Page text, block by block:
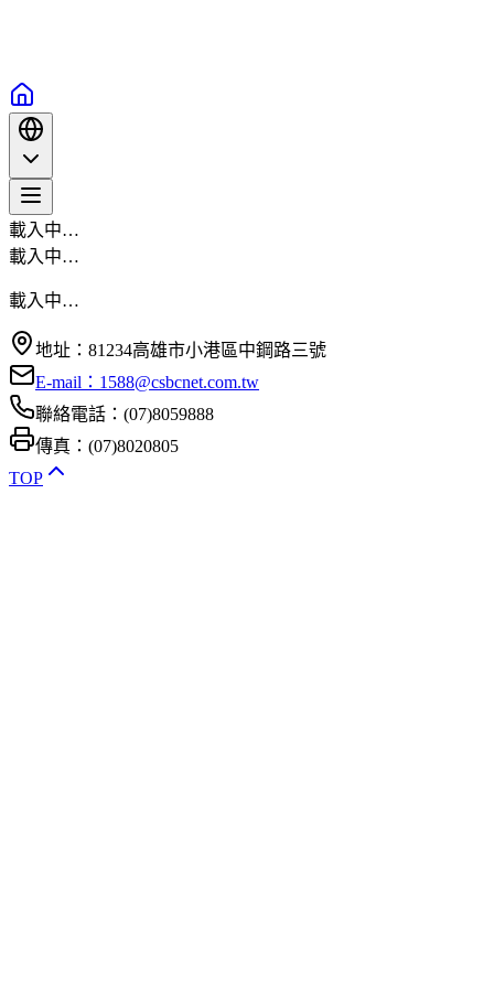
載入中…
載入中…
載入中…
地址：81234高雄市小港區中鋼路三號
E-mail：1588@csbcnet.com.tw
聯絡電話：(07)8059888
傳真：(07)8020805
TOP